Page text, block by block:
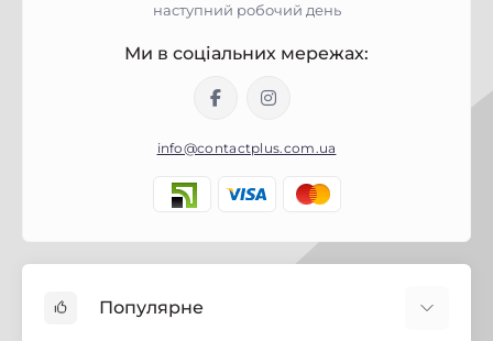
наступний робочий день
Ми в соціальних мережах:
info@contactplus.com.ua
Популярне